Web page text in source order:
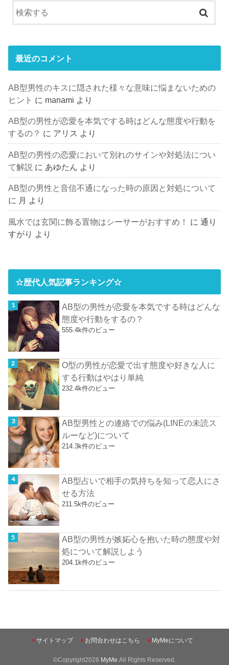
最近のコメント
AB型男性のキスに隠された様々な意味に悩まないための
ヒント に manami より
AB型の男性が恋愛を本気でする時はどんな態度や行動を
するの？ に アリス より
AB型の男性の恋愛において別れのサインや対処法につい
て解説 に あゆたん より
AB型の男性と音信不通になった時の原因と対処について
に 月 より
風水では玄関に飾る置物はシーサーがおすすめ！ に通り
すがり より
☆歴代人気記事ランキング☆
AB型の男性が恋愛を本気でする時はどんな
態度や行動をするの？
555.4k件のビュー
O型の男性が恋愛で出す態度や好きな人に
する行動はやはり単純
232.4k件のビュー
AB型男性との連絡での悩み(LINEの未読ス
ルーなど)について
214.3k件のビュー
AB型占いで相手の気持ちを知って恋人にさ
せる方法
211.5k件のビュー
AB型の男性が嫉妬心を抱いた時の態度や対
処について解説しよう
204.1k件のビュー
サイトマップ お問合わせはこちら MyMeについて
©Copyright2026 MyMe .All Rights Reserved.